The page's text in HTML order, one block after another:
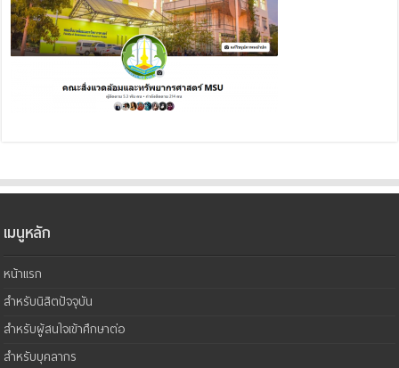
เมนูหลัก
หน้าแรก
สำหรับนิสิตปัจจุบัน
สำหรับผู้สนใจเข้าศึกษาต่อ
สำหรับบุคลากร